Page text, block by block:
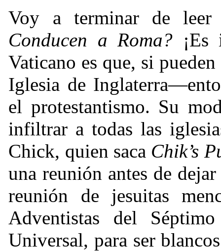
Voy a terminar de
Conducen a Roma? ¡Es
Vaticano es que, si
Iglesia de
el protestantismo. Su
infiltrar a todas las
Chick, quien saca Chik’s
una reunión antes de
reunión de jesuitas
Adventistas del
Universal, para ser